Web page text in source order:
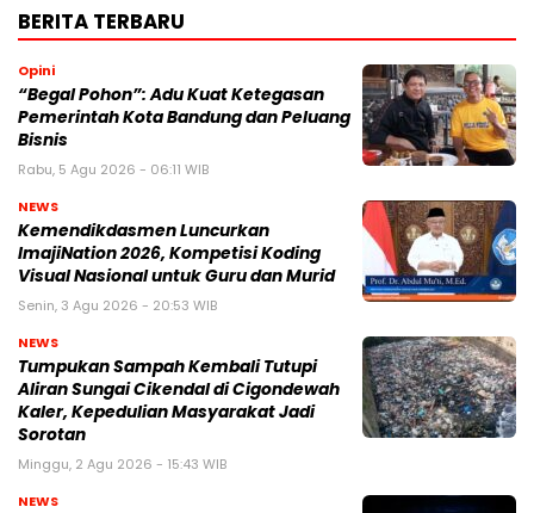
BERITA TERBARU
Opini
“Begal Pohon”: Adu Kuat Ketegasan
Pemerintah Kota Bandung dan Peluang
Bisnis
Rabu, 5 Agu 2026 - 06:11 WIB
NEWS
Kemendikdasmen Luncurkan
ImajiNation 2026, Kompetisi Koding
Visual Nasional untuk Guru dan Murid
Senin, 3 Agu 2026 - 20:53 WIB
NEWS
Tumpukan Sampah Kembali Tutupi
Aliran Sungai Cikendal di Cigondewah
Kaler, Kepedulian Masyarakat Jadi
Sorotan
Minggu, 2 Agu 2026 - 15:43 WIB
NEWS